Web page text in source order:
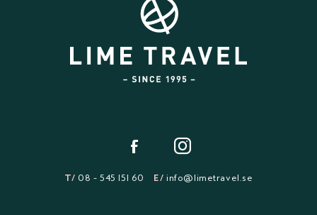
T/ 08 - 545 151 60 E/ info@limetravel.se